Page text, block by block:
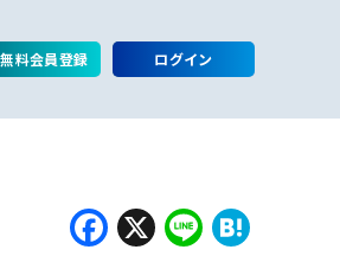
料会員登録 ログイン
Facebook
X Line